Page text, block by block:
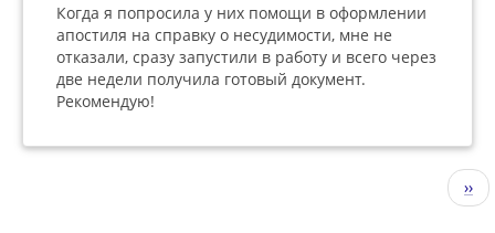
Когда я попросила у них помощи в оформлении
апостиля на справку о несудимости, мне не
отказали, сразу запустили в работу и всего через
две недели получила готовый документ.
Рекомендую!
››